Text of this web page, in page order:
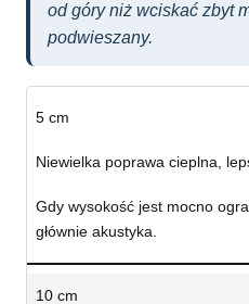
od góry niż wciskać zbyt
podwieszany.
5 cm
Niewielka poprawa cieplna,
Gdy wysokość jest mocno
głównie akustyka.
10 cm